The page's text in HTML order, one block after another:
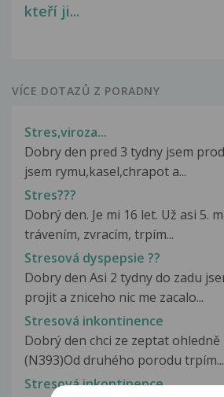
kteří ji...
VÍCE DOTAZŮ Z PORADNY
Stres,viroza...
Dobry den pred 3 tydny jsem
jsem rymu,kasel,chrapot a...
Stres???
Dobrý den. Je mi 16 let. Už asi 5.
trávením, zvracím, trpím...
Stresová dyspepsie ??
Dobry den Asi 2 tydny do zadu
projit a zniceho nic me zacalo...
Stresová inkontinence
Dobrý den chci ze zeptat
(N393)Od druhého porodu trpím...
Stresová inkontinence